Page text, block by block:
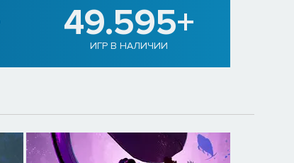
49.595+
ИГР В НАЛИЧИИ